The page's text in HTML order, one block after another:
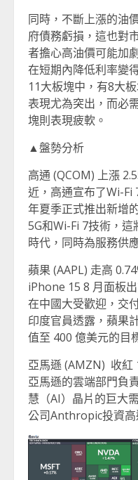
同時，不斷上漲的油
府債務虧損，這也對
者擔心高油價可能加
在短期內降低利率變
11大板塊中，有8大
表現尤為突出，而必
塊則表現疲軟。
▲盤勢分析
高通 (QCOM) 上漲
近，高通宣布了Wi-Fi
年夏季正式推出新增
5G和Wi-Fi 7技術，
時代，同時為服務供
蘋果 (AAPL) 走高
iPhone 15 8 月面板
在中國大受歡迎，交
印度官員透露，蘋果
值至 400 億美元的目
亞馬遜 (AMZN) 收紅
亞馬遜的雲端部門負
慧（AI）晶片的巨大
公司Anthropic投資高